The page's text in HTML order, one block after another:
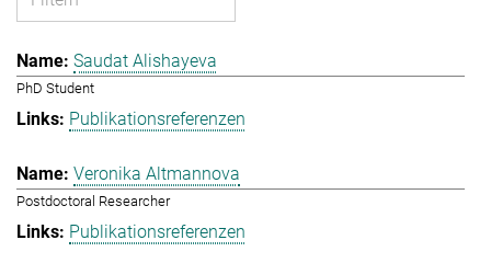
Saudat Alishayeva
PhD Student
Publikationsreferenzen
Veronika Altmannova
Postdoctoral Researcher
Publikationsreferenzen